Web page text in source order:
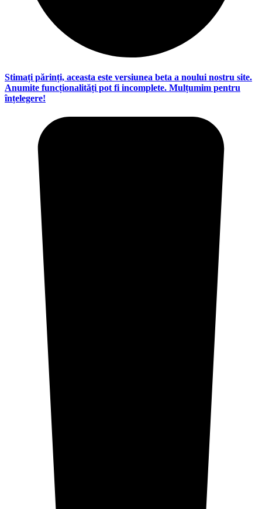
Stimați părinți, aceasta este versiunea beta a noului nostru site.
Anumite funcționalități pot fi incomplete. Mulțumim pentru
înțelegere!